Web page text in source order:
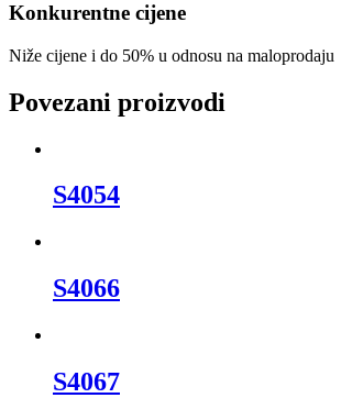
Konkurentne cijene
Niže cijene i do 50% u odnosu na maloprodaju
Povezani proizvodi
S4054
S4066
S4067